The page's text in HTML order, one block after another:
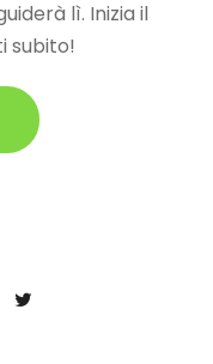
lì. Inizia il
subito!